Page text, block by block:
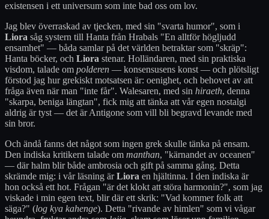
existensen i ett universum som inte bad oss om lov.
Jag blev överraskad av tjecken, med sin "svarta humor", som i
Liora såg systern till Hanta från Hrabals "En alltför högljudd
ensamhet" — båda samlar på det världen betraktar som "skräp":
Hanta böcker, och Liora stenar. Holländaren, med sin praktiska
visdom, talade om polderen — konsensusens konst — och plötsligt
förstod jag hur grekiskt motsatsen är: oenighet, och behovet av att
fråga även när man "inte får". Walesaren, med sin hiraeth, denna
"skarpa, beniga längtan", fick mig att tänka att vår egen nostalgi
aldrig är tyst — det är Antigone som vill bli begravd levande med
sin bror.
Och ändå fanns det något som ingen grek skulle tänka på ensam.
Den indiska kritikern talade om manthan, "kärnandet av oceanen"
— där halm blir både ambrosia och gift på samma gång. Detta
skrämde mig: i vår läsning ärLiora en hjältinna. I den indiska är
hon också ett hot. Frågan "är det klokt att störa harmonin?", som jag
viskade i min egen text, blir där ett skrik: "Vad kommer folk att
säga?" (log kya kahenge). Detta "rivande av himlen" som vi vågar